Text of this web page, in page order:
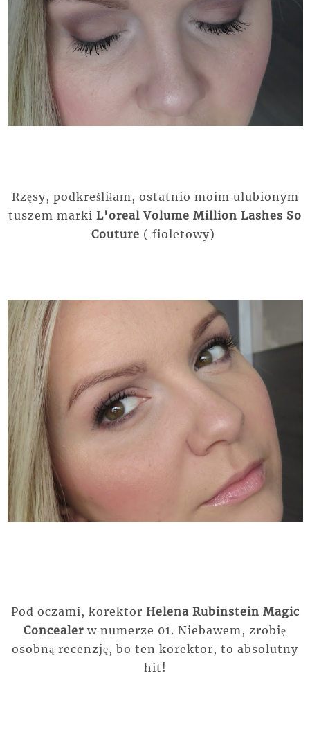
Rzęsy, podkreśliłam, ostatnio moim ulubionym
tuszem marki L'oreal Volume Million Lashes So
Couture ( fioletowy)
Pod oczami, korektor Helena Rubinstein Magic
Concealer w numerze 01. Niebawem, zrobię
osobną recenzję, bo ten korektor, to absolutny
hit!